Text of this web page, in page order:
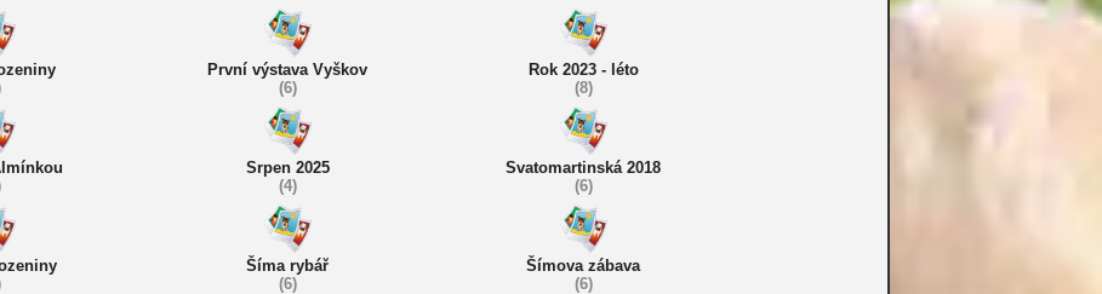
První výstava Vyškov
(6)
Rok 2023 - léto
(8)
Srpen 2025
(4)
Svatomartinská 2018
(6)
Šíma rybář
(6)
Šímova zábava
(6)